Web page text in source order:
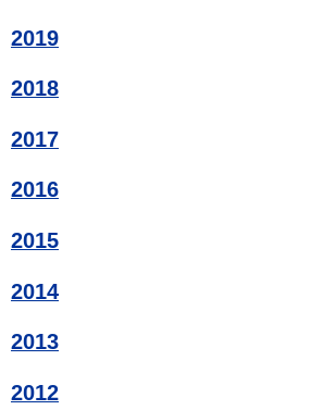
2019
2018
2017
2016
2015
2014
2013
2012